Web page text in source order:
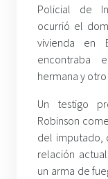
Policial de
ocurrió el
vivienda en
encontraba
hermana y otro
Un testigo
Robinson
del imputado,
relación
un arma de